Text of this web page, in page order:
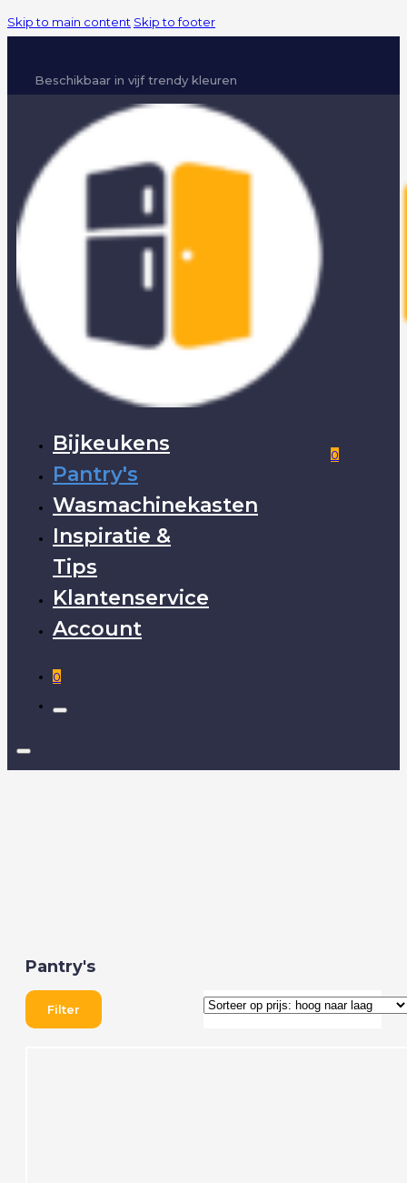
Skip to main content Skip to footer
Beschikbaar in vijf trendy kleuren
0
Bijkeukens
Pantry's
Wasmachinekasten
Inspiratie &
Tips
Klantenservice
Account
0
Pantry's
Filter